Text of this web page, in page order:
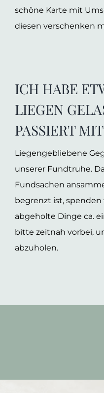
schöne Karte mit
diesen verschenken
ICH HABE
LIEGEN
PASSIERT
Liegengebliebene
unserer Fundtruhe.
Fundsachen
begrenzt ist,
abgeholte Dinge ca.
bitte zeitnah vorbei,
abzuholen.